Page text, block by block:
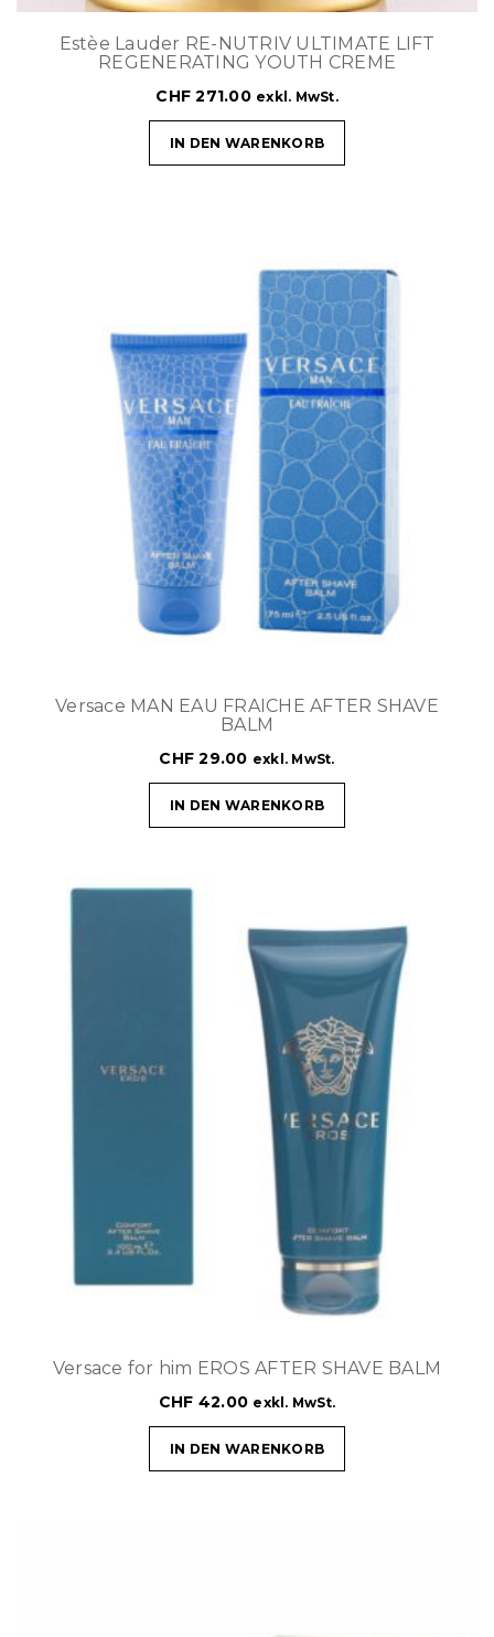
Estèe Lauder RE-NUTRIV ULTIMATE LIFT
REGENERATING YOUTH CREME
CHF 271.00 exkl. MwSt.
IN DEN WARENKORB
Versace MAN EAU FRAICHE AFTER SHAVE
BALM
CHF 29.00 exkl. MwSt.
IN DEN WARENKORB
Versace for him EROS AFTER SHAVE BALM
CHF 42.00 exkl. MwSt.
IN DEN WARENKORB